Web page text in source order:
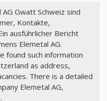
Gwatt Schweiz sind
Kontakte,
ausführlicher Bericht
Elemetal AG.
found such information
as address,
There is a detailed
Elemetal AG,